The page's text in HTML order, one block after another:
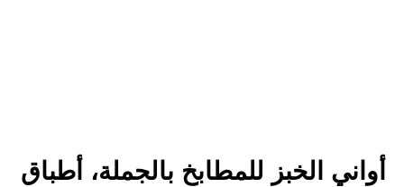
أواني الخبز للمطابخ بالجملة، أطباق